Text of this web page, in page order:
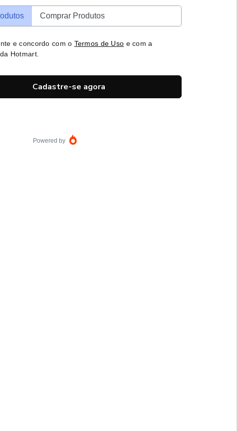
Comprar Produtos
e concordo com o Termos de Uso e com a
da Hotmart.
Cadastre-se agora
Powered by